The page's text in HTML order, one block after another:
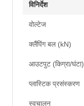
विनिर्देश
वोल्टेज
क्लैंपिंग बल (kN)
आउटपुट (किग्रा/घंटा)
प्लास्टिक प्रसंस्करण
स्वचालन